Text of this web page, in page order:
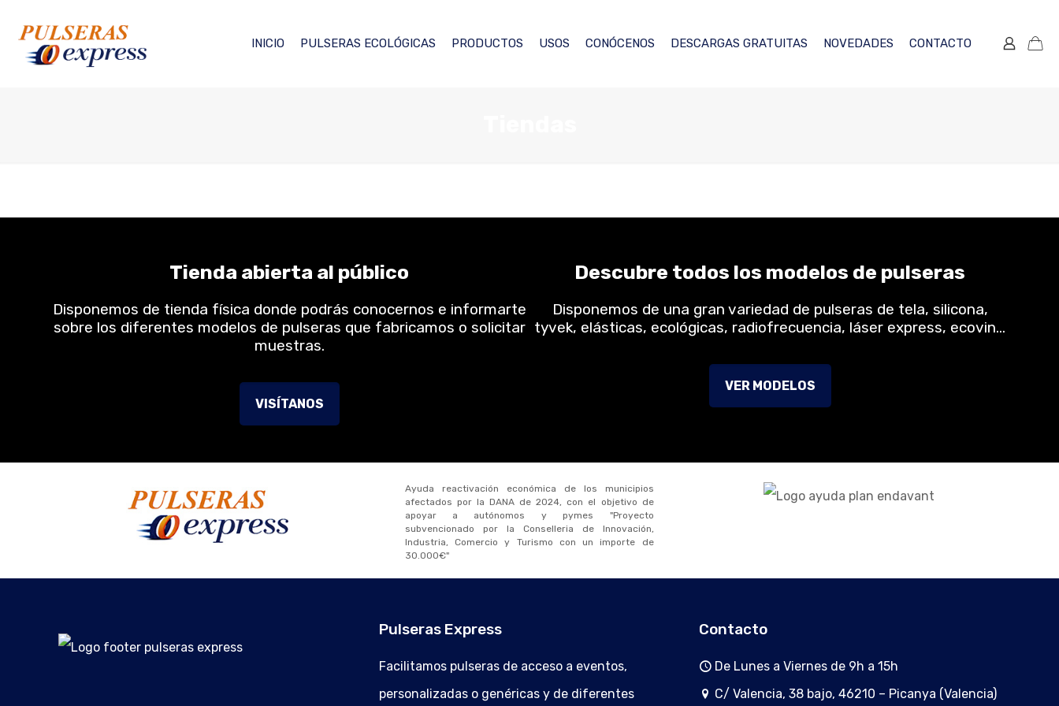
INICIO PULSERAS ECOLÓGICAS PRODUCTOS USOS CONÓCENOS DESCARGAS GRATUITAS NOVEDADES CONTACTO
Tienda abierta al público
Disponemos de tienda física donde podrás conocernos e informarte
sobre los diferentes modelos de pulseras que fabricamos o solicitar
muestras.
VISÍTANOS
Descubre todos los modelos de pulseras
Disponemos de una gran variedad de pulseras de tela, silicona,
tyvek, elásticas, ecológicas, radiofrecuencia, láser express, ecovin…
VER MODELOS
Ayuda reactivación económica de los municipios
afectados por la DANA de 2024, con el objetivo de
apoyar a autónomos y pymes "Proyecto
subvencionado por la Conselleria de Innovación,
Industria, Comercio y Turismo con un importe de
30.000€"
Pulseras Express
Facilitamos pulseras de acceso a eventos,
personalizadas o genéricas y de diferentes
Contacto
De Lunes a Viernes de 9h a 15h
C/ Valencia, 38 bajo, 46210 – Picanya (Valencia)